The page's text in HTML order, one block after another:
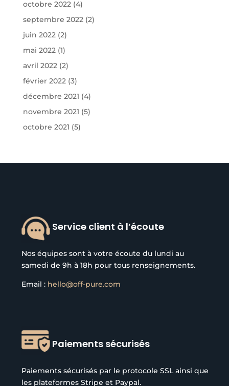
octobre 2022(4)
septembre 2022(2)
juin 2022(2)
mai 2022(1)
avril 2022(2)
février 2022(3)
décembre 2021 (4)
novembre 2021 (5)
octobre 2021 (5)
Service client à l’écoute
Nos équipes sont à votre écoute du lundi au
samedi de 9h à 18h pour tous renseignements.
Email : hello@off-pure.com
Paiements sécurisés
Paiements sécurisés par le protocole SSL ainsi que
les plateformes Stripe et Paypal.